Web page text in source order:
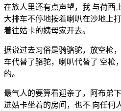
在族人里还有点声望，我 与荷西
大排车不停地按着喇叭在沙地上
着往姑卡的姨母家开去。
据说过去习俗是骑骆驼，放空枪
车代替了骆驼，喇叭代替了 空枪
的。
最气人的要算看迎亲了，阿布弟
进姑卡坐着的房间，也不 向任何